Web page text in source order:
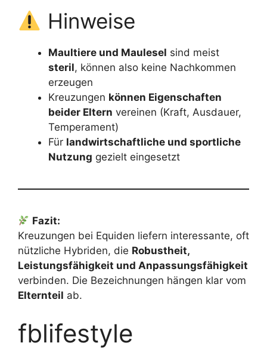
Hinweise
Maultiere und Maulesel sind meist
steril, können also keine Nachkommen
erzeugen
Kreuzungen können Eigenschaften
beider Eltern vereinen (Kraft, Ausdauer,
Temperament)
Für landwirtschaftliche und sportliche
Nutzung gezielt eingesetzt
Fazit:
Kreuzungen bei Equiden liefern interessante, oft
nützliche Hybriden, die Robustheit,
Leistungsfähigkeit und Anpassungsfähigkeit
verbinden. Die Bezeichnungen hängen klar vom
Elternteil ab.
fblifestyle